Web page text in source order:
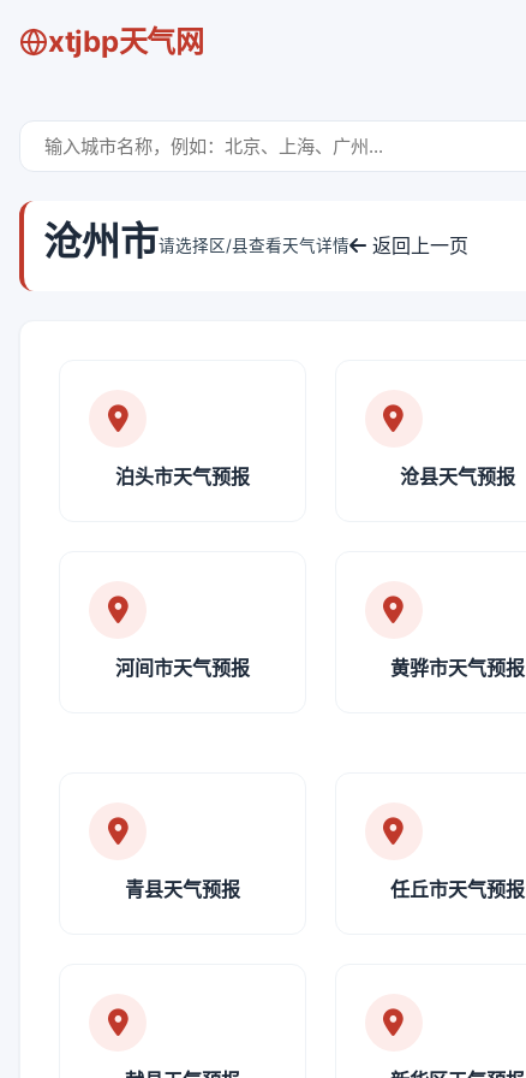
xtjbp天气网
沧州市请选择区/县查看天气详情 返回上一页
泊头市天气预报 沧县天气预报
河间市天气预报 黄骅市天气预报
青县天气预报 任丘市天气预报